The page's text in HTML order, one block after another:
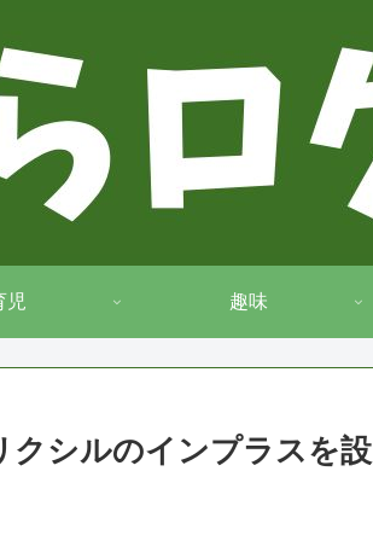
児 趣味
クシルのインプラスを設